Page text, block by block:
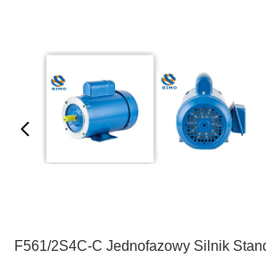
F561/2S4C-C Jednofazowy Silnik